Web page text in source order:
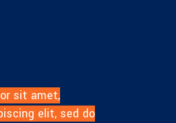
sit amet,
elit, sed do